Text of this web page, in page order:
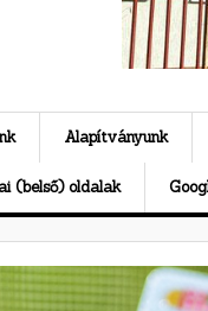
Alapítványunk
(belső) oldalak